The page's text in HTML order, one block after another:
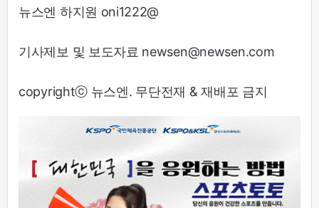
뉴스엔 하지원 oni1222@
기사제보 및 보도자료 newsen@newsen.com
copyrightⓒ 뉴스엔. 무단전재 & 재배포 금지